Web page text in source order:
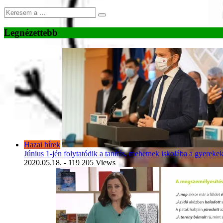
Legnézettebb
Hazai hírek
Június 1-jén folytatódik a tanítás, mehetnek iskolába a gyerekek
2020.05.18. - 119 205 Views